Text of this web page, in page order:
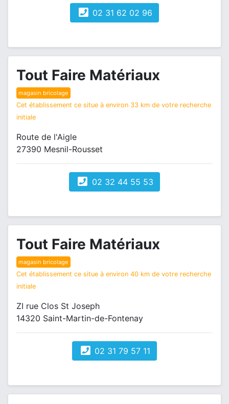
02 31 62 02 96
Tout Faire Matériaux
magasin bricolage
Cet établissement ce situe à environ 33 km de votre recherche
initiale
Route de l'Aigle
27390 Mesnil-Rousset
02 32 44 55 53
Tout Faire Matériaux
magasin bricolage
Cet établissement ce situe à environ 40 km de votre recherche
initiale
ZI rue Clos St Joseph
14320 Saint-Martin-de-Fontenay
02 31 79 57 11